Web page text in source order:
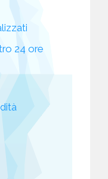
24 ore